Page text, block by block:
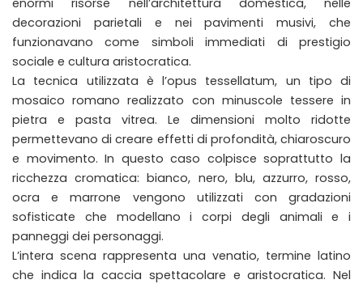
decorazioni parietali e nei pavimenti musivi, che
funzionavano come simboli immediati di prestigio
sociale e cultura aristocratica.
La tecnica utilizzata è l’opus tessellatum, un tipo di
mosaico romano realizzato con minuscole tessere in
pietra e pasta vitrea. Le dimensioni molto ridotte
permettevano di creare effetti di profondità, chiaroscuro
e movimento. In questo caso colpisce soprattutto la
ricchezza cromatica: bianco, nero, blu, azzurro, rosso,
ocra e marrone vengono utilizzati con gradazioni
sofisticate che modellano i corpi degli animali e i
panneggi dei personaggi.
L’intera scena rappresenta una venatio, termine latino
che indica la caccia spettacolare e aristocratica. Nel